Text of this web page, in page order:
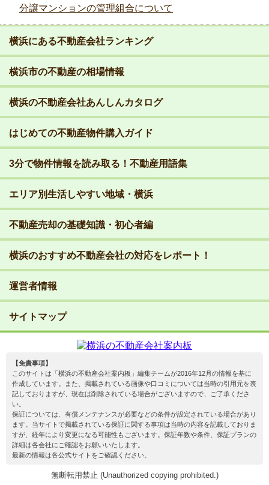
分譲マンションの管理組合について
【免責事項】
このサイトは「横浜の不動産会社案内板」編集チームが2016年12月の情報を基に
作成しています。また、掲載されている画像や口コミについては当時の引用元を表
記しておりますが、現在は削除されている場合がございますので、ご了承くださ
い。
保証については、有償メンテナンスが必要などの条件が設定されている場合があり
ます。当サイトで掲載されている保証に関する事項は当時の内容を記載しておりま
すが、経年により変更になる可能性もございます。保証年数や条件、保証プランの
詳細は各会社にご確認をお願いいたします。
最新の情報は各公式サイトをご確認ください。
横浜にある不動産会社ランキング
横浜市の不動産の相場情報
横浜の不動産会社あんしんカタログ
はじめての不動産物件購入ガイド
3分で物件情報を読み取る！不動産用語集
エリア別生活しやすい地域・横浜
不動産売却の基礎知識・初心者編
横浜のおすすめ不動産会社の対応をレポート！
運営者情報
サイトマップ
無断転用禁止 (Unauthorized copying prohibited.)